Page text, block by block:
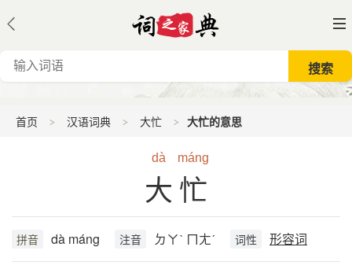
首页 汉语词典 大忙 大忙的意思
dà máng
大忙
拼音 dà máng 注音 ㄉㄚˋ ㄇㄤˊ 词性 形容词